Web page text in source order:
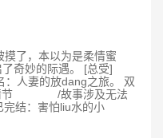
了，本以为是柔情蜜
奇妙的际遇。 [总受]
：人妻的放dang之旅。 双
情节 /故事涉及无法
结：害怕liu水的小